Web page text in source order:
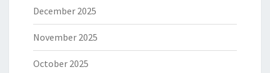
December 2025
November 2025
October 2025